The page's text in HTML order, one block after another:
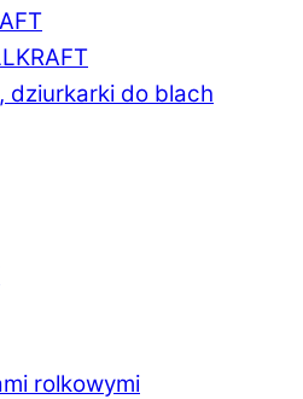
dziurkarki do blach
rolkowymi